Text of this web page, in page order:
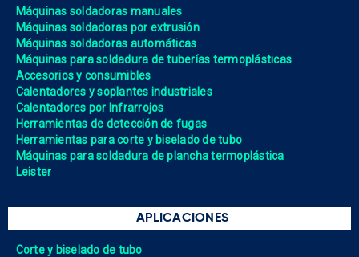
Máquinas soldadoras manuales
Máquinas soldadoras por extrusión
Máquinas soldadoras automáticas
Máquinas para soldadura de tuberías termoplásticas
Accesorios y consumibles
Calentadores y soplantes industriales
Calentadores por Infrarrojos
Herramientas de detección de fugas
Herramientas para corte y biselado de tubo
Máquinas para soldadura de plancha termoplástica
Leister
APLICACIONES
Corte y biselado de tubo